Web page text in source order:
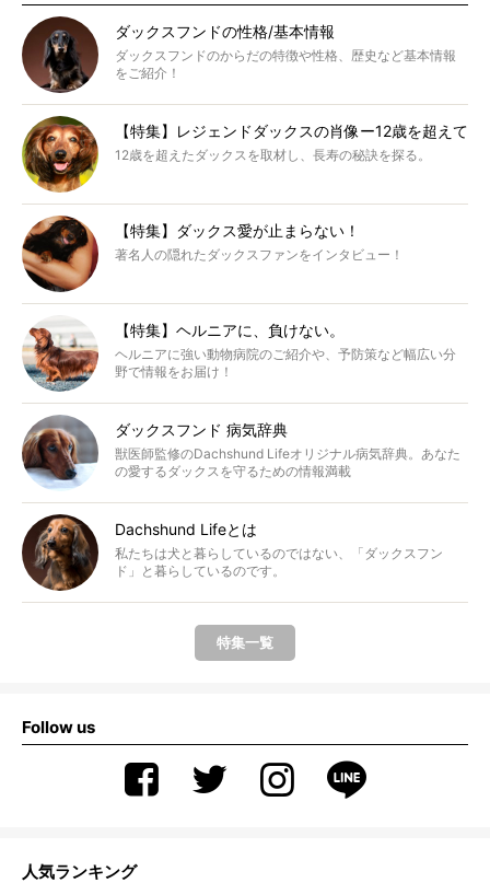
ダックスフンドの性格/基本情報
ダックスフンドのからだの特徴や性格、歴史など基本情報
をご紹介！
【特集】レジェンドダックスの肖像ー12歳を超えて
12歳を超えたダックスを取材し、長寿の秘訣を探る。
【特集】ダックス愛が止まらない！
著名人の隠れたダックスファンをインタビュー！
【特集】ヘルニアに、負けない。
ヘルニアに強い動物病院のご紹介や、予防策など幅広い分
野で情報をお届け！
ダックスフンド 病気辞典
獣医師監修のDachshund Lifeオリジナル病気辞典。あなた
の愛するダックスを守るための情報満載
Dachshund Lifeとは
私たちは犬と暮らしているのではない、「ダックスフン
ド」と暮らしているのです。
特集一覧
Follow us
人気ランキング